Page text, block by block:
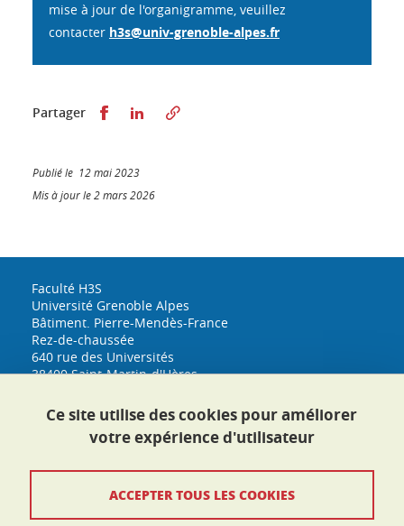
mise à jour de l'organigramme, veuillez
contacter h3s@univ-grenoble-alpes.fr
Partager Partager sur Facebook
Partager sur LinkedIn
Publié le 12 mai 2023
Mis à jour le 2 mars 2026
Faculté H3S
Université Grenoble Alpes
Bâtiment. Pierre-Mendès-France
Rez-de-chaussée
640 rue des Universités
38400 Saint-Martin-d'Hères
Tél. : 04 76 74 33 53
Plan d'accès
Ce site utilise des cookies pour améliorer
votre expérience d'utilisateur
ACCEPTER TOUS LES COOKIES